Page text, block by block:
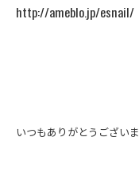
http://ameblo.jp/esnail/
いつもありがとうござい